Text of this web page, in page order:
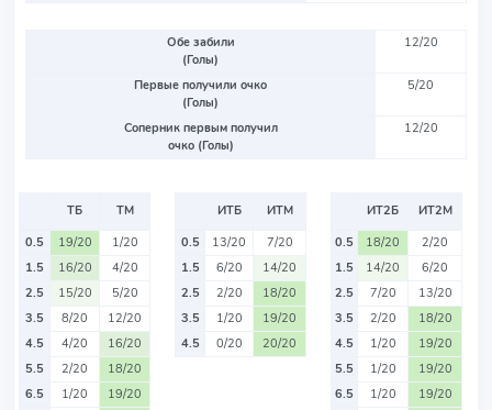
Обе забили
(Голы)
12/20
Первые получили очко
(Голы)
5/20
Соперник первым получил
очко (Голы)
12/20
ТБ
ТМ
0.5
19/20
1/20
1.5
16/20
4/20
2.5
15/20
5/20
3.5
8/20
12/20
4.5
4/20
16/20
5.5
2/20
18/20
6.5
1/20
19/20
ИТБ
ИТМ
0.5
13/20
7/20
1.5
6/20
14/20
2.5
2/20
18/20
3.5
1/20
19/20
4.5
0/20 20/20
ИТ2Б
ИТ2М
0.5
18/20
2/20
1.5
14/20
6/20
2.5
7/20
13/20
3.5
2/20
18/20
4.5
1/20
19/20
5.5
1/20
19/20
6.5
1/20
19/20